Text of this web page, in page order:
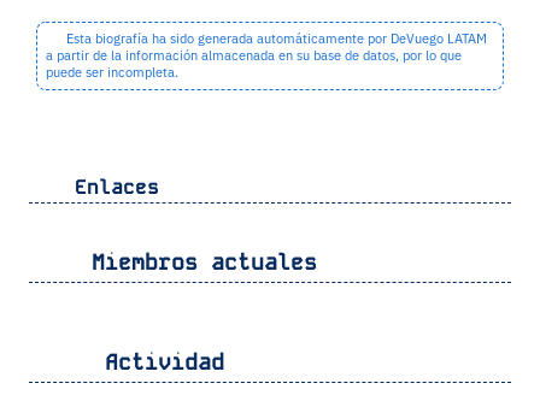
Esta biografía ha sido generada automáticamente por DeVuego LATAM
a partir de la información almacenada en su base de datos, por lo que
puede ser incompleta.
Enlaces
Miembros actuales
Actividad